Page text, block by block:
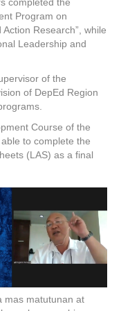
completed the
Program on
Research”, while
Leadership and
of the
of DepEd Region
Course of the
to complete the
(LAS) as a final
mas matutunan at